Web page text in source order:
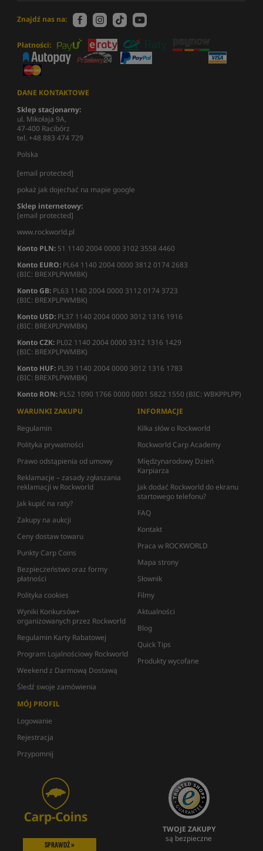
Znajdź nas na:
Płatności:
DANE KONTAKTOWE
Sklep stacjonarny:
ul. Mikołaja 9A,
47-400 Racibórz
tel. +48 883 474 729
Polska
[email protected]
pokaż jak dojechać na mapie google
Sklep internetowy:
[email protected]
www.rockworld.pl
Konto PLN: 51 1140 2004 0000 3102 3558 4460
Konto EURO: PL64 1140 2004 0000 3812 0174 2683
(BIC: BREXPLPWMBK)
Konto GB: PL63 1140 2004 0000 3112 0174 3723
(BIC: BREXPLPWMBK)
Konto USD: PL37 1140 2004 0000 3012 1316 1916
(BIC: BREXPLPWMBK)
Konto CZK: PL02 1140 2004 0000 3312 1316 1429
(BIC: BREXPLPWMBK)
Konto HUF: PL39 1140 2004 0000 3012 1316 1783
(BIC: BREXPLPWMBK)
Konto RON: PL52 1090 1766 0000 0001 5822 1550 (BIC: WBKPPLPP)
WARUNKI ZAKUPU
Regulamin
Polityka prywatności
Prawo odstąpienia od umowy
Reklamacje – zasady zgłaszania
reklamacji w Rockworld
Jak kupić na raty?
Zakupy na aukcji
Ceny dostaw towaru
Punkty Carp Coins
Bezpieczeństwo oraz formy
płatności
Polityka cookies
Wyniki Konkursów+
organizowanych przez Rockworld
Regulamin Karty Rabatowej
Program Lojalnościowy Rockworld
Weekend z Darmową Dostawą
Śledź swoje zamówienia
INFORMACJE
Kilka słów o Rockworld
Rockworld Carp Academy
Międzynarodowy Dzień
Karpiarza
Jak dodać Rockworld do ekranu
startowego telefonu?
FAQ
Kontakt
Praca w ROCKWORLD
Mapa strony
Słownik
Filmy
Aktualności
Blog
Quick Tips
Produkty wycofane
MÓJ PROFIL
Logowanie
Rejestracja
Przypomnij
SPRAWDŹ »
TWOJE ZAKUPY
są bezpieczne